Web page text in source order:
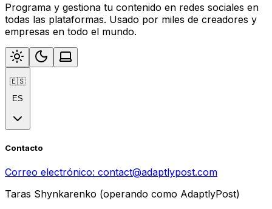
Programa y gestiona tu contenido en redes sociales en
todas las plataformas. Usado por miles de creadores y
empresas en todo el mundo.
🇪🇸
ES
Contacto
Correo electrónico: contact@adaptlypost.com
Taras Shynkarenko (operando como AdaptlyPost)